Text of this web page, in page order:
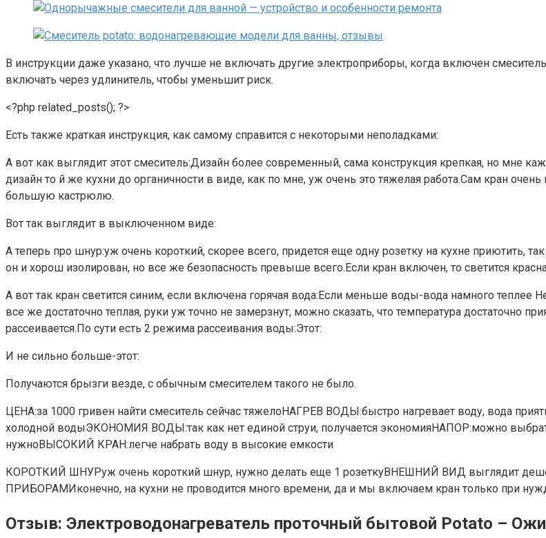
В инструкции даже указано, что лучше не включать другие электроприборы, когда включен
включать через удлинитель, чтобы уменьшит риск.
<?php related_posts(); ?>
Есть также краткая инструкция, как самому справится с некоторыми неполадками:
А вот как выглядит этот смеситель:Дизайн более современный, сама конструкция крепкая, но мне
дизайн то й же кухни до органичности в виде, как по мне, уж очень это тяжелая работа.Сам кран
большую кастрюлю.
Вот так выглядит в выключенном виде:
А теперь про шнур:уж очень короткий, скорее всего, придется еще одну розетку на кухне приютить,
он и хорош изолирован, но все же безопасность превыше всего.Если кран включен, то светится
А вот так кран светится синим, если включена горячая вода:Если меньше воды-вода намного теплее
все же достаточно теплая, руки уж точно не замерзнут, можно сказать, что температура достаточно
рассеивается.По сути есть 2 режима рассеивания воды:Этот:
И не сильно больше-этот:
Получаются брызги везде, с обычным смесителем такого не было.
ЦЕНА:за 1000 гривен найти смеситель сейчас тяжелоНАГРЕВ ВОДЫ:быстро нагревает воду, вода
холодной водыЭКОНОМИЯ ВОДЫ:так как нет единой струи, получается экономияНАПОР:можно
нужноВЫСОКИЙ КРАН:легче набрать воду в высокие емкости
КОРОТКИЙ ШНУРуж очень короткий шнур, нужно делать еще 1 розеткуВНЕШНИЙ ВИД
ПРИБОРАМИконечно, на кухни не проводится много времени, да и мы включаем кран только при
Отзыв: Электроводонагреватель проточный бытовой Potato –